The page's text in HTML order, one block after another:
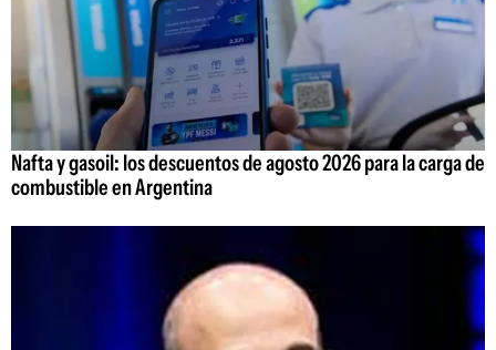
Nafta y gasoil: los descuentos de agosto 2026 para la carga de
combustible en Argentina